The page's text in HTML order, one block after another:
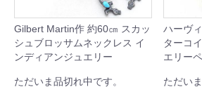
Gilbert Martin作 約60㎝ スカッ
シュブロッサムネックレス イ
ンディアンジュエリー
ただいま品切れ中です。
ハーヴ
ターコ
エリー
ただい